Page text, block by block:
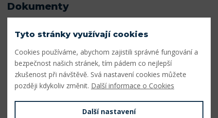
Dokumenty
Katalog_miniaturnich_lozisek.pdf
Parametry
Vnitřní průměr (mm)
Vnější průměr (mm) 9,525
Tyto stránky využívají cookies
Cookies používáme, abychom zajistili správné fungování a
bezpečnost našich stránek, tím pádem co nejlepší
zkušenost při návštěvě. Svá nastavení cookies můžete
později kdykoliv změnit. Další informace o Cookies
Další nastavení